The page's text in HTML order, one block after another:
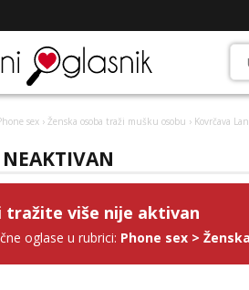
sex › Ženska osoba traži mušku osobu › Kovrčava
NEAKTIVAN
tražite više nije aktivan
oglase u rubrici: Phone sex >